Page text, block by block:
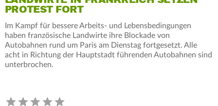
PROTEST FORT
Im Kampf für bessere Arbeits- und Lebensbedingungen
haben französische Landwirte ihre Blockade von
Autobahnen rund um Paris am Dienstag fortgesetzt. Alle
acht in Richtung der Hauptstadt führenden Autobahnen sind
unterbrochen.